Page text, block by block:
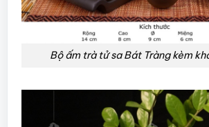
Bộ ấm trà tử sa Bát Tràng kèm